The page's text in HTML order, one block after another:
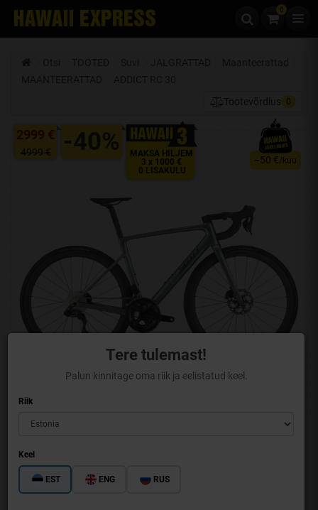
Liigu edasi sisu juurde 0
Tere tulemast!
Palun kinnitage oma riik ja eelistatud keel.
Riik
Keel
EST ENG RUS
Tootevõrdlus
0
2999 €
4999 € -40%
MAKSA HILJEM
3 x 1000 €
0 LISAKULU
~ 50 €/kuu